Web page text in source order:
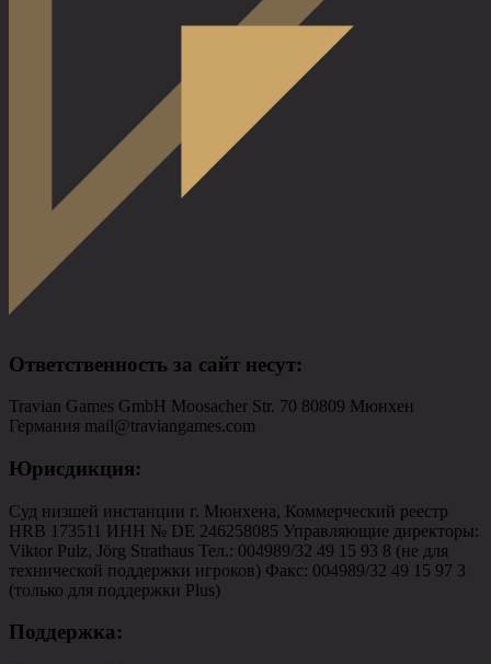
Ответственность за сайт несут:
Travian Games GmbH Moosacher Str. 70 80809 Мюнхен
Германия mail@traviangames.com
Юрисдикция:
Суд низшей инстанции г. Мюнхена, Коммерческий реестр
HRB 173511 ИНН № DE 246258085 Управляющие директоры:
Viktor Pulz, Jörg Strathaus Тел.: 004989/32 49 15 93 8 (не для
технической поддержки игроков) Факс: 004989/32 49 15 97 3
(только для поддержки Plus)
Поддержка: